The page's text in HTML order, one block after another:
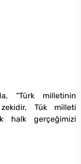
“Türk milletinin
Tük milleti
halk gerçeğimizi